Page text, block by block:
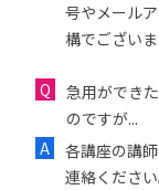
号やメール
構でございま
急用ができ
のですが...
各講座の講
連絡くださ